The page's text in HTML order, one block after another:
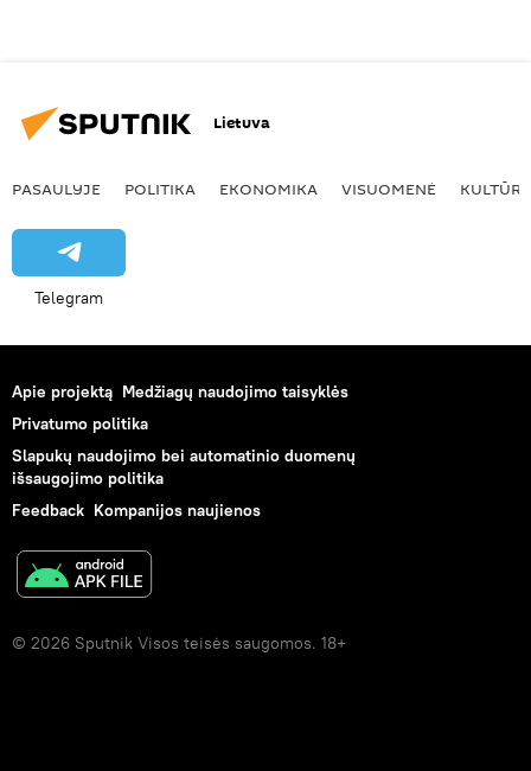
Lietuva
PASAULYJE POLITIKA EKONOMIKA VISUOMENĖ KULTŪRA
Telegram
Apie projektą Medžiagų naudojimo taisyklės
Privatumo politika
Slapukų naudojimo bei automatinio duomenų
išsaugojimo politika
Feedback Kompanijos naujienos
© 2026 Sputnik Visos teisės saugomos. 18+